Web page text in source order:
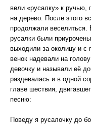
вели «русалку» к ручью,
на дерево. После этого
продолжали веселиться.
русалки были
выходили за околицу и
венок надевали на
девочку и называли её
раздевалась и в одной
главе шествия,
песню:
Поведу я русалочку до